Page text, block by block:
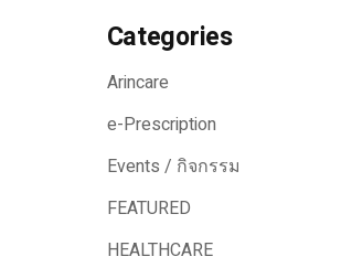
Categories
Arincare
e-Prescription
Events / กิจกรรม
FEATURED
HEALTHCARE